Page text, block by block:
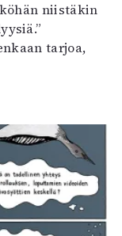
niistäkin
tarjoa,